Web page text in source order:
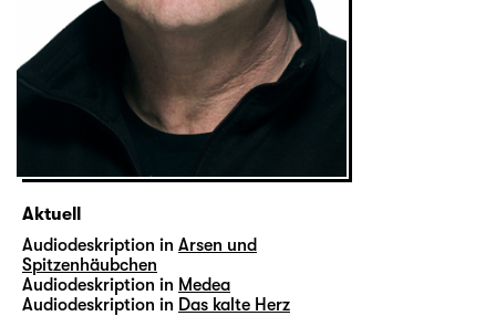
Aktuell
Audiodeskription in Arsen und
Spitzenhäubchen
Audiodeskription in Medea
Audiodeskription in Das kalte Herz